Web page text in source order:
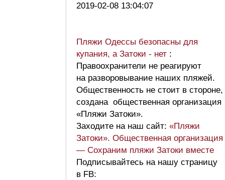
2019-02-08 13:04:07
Пляжи Одессы безопасны для
купания, а Затоки - нет :
Правоохранители не реагируют
на разворовывание наших пляжей.
Общественность не стоит в стороне,
создана общественная организация
«Пляжи Затоки».
Заходите на наш сайт: «Пляжи
Затоки». Общественная организация
— Сохраним пляжи Затоки вместе
Подписывайтесь на нашу страницу
в FB: